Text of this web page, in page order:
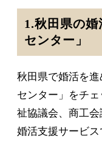
1.秋田県の
センター」
秋田県で婚活を
センター」をチ
祉協議会、商工
婚活支援サービス